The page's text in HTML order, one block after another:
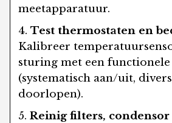
meetapparatuur.
Test thermostaten en
Kalibreer
sturing met een functionele
(systematisch aan/uit,
doorlopen).
Reinig filters,